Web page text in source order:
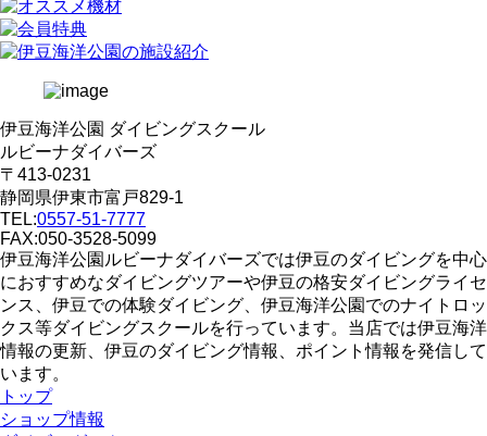
伊豆海洋公園 ダイビングスクール
ルビーナダイバーズ
〒413-0231
静岡県伊東市富戸829-1
TEL:0557-51-7777
FAX:050-3528-5099
伊豆海洋公園ルビーナダイバーズでは伊豆のダイビングを中心
におすすめなダイビングツアーや伊豆の格安ダイビングライセ
ンス、伊豆での体験ダイビング、伊豆海洋公園でのナイトロッ
クス等ダイビングスクールを行っています。当店では伊豆海洋
情報の更新、伊豆のダイビング情報、ポイント情報を発信して
います。
トップ
ショップ情報